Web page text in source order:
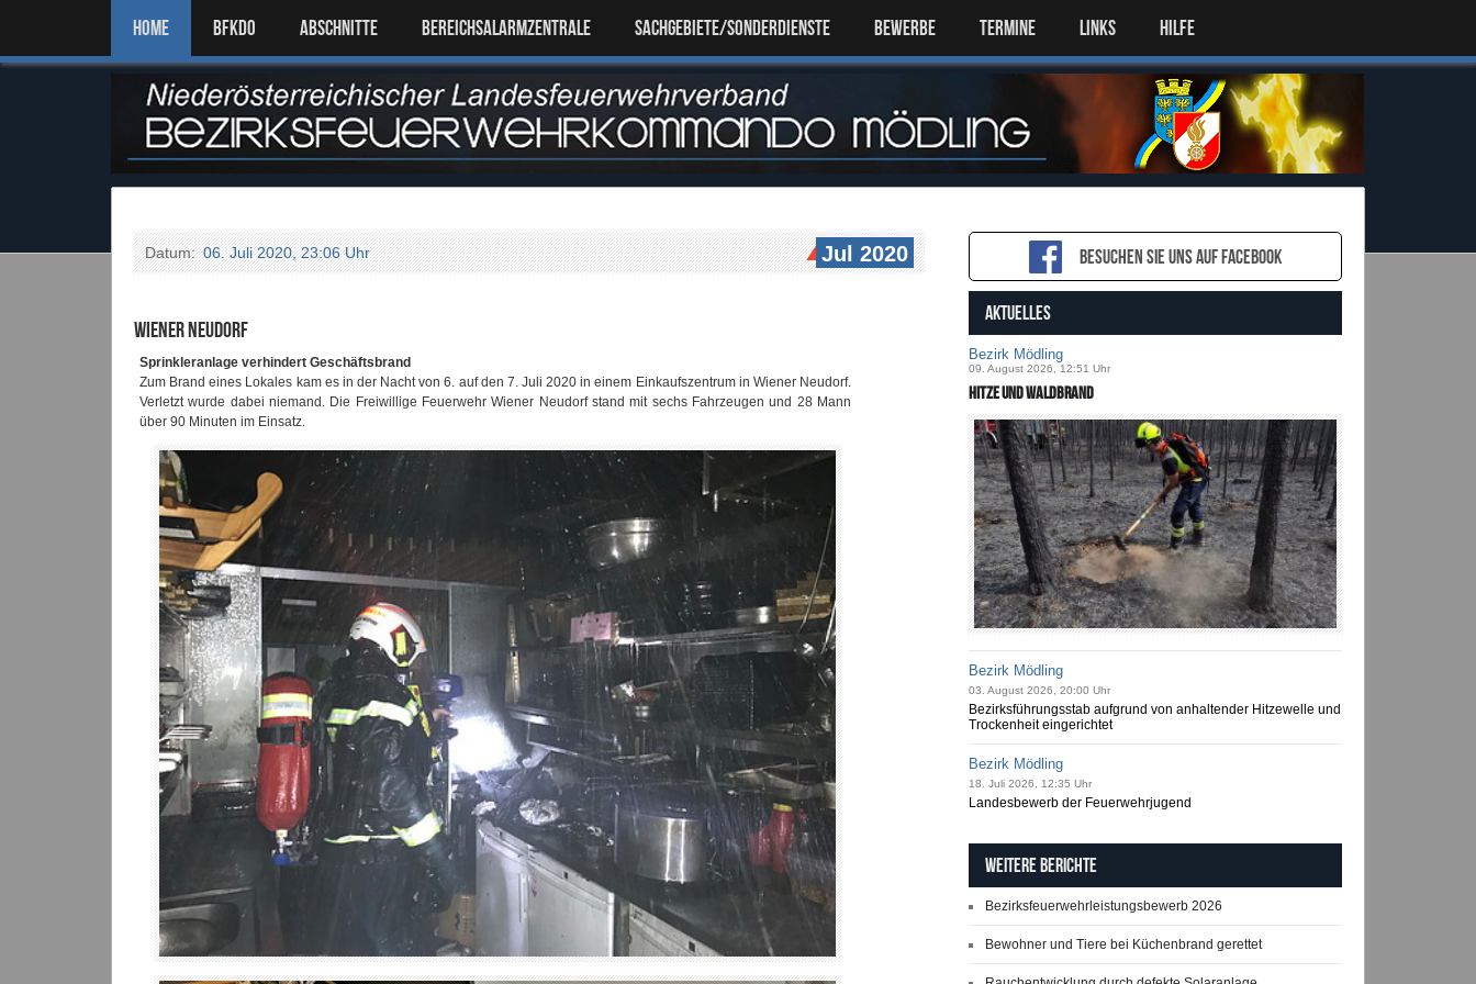
Home BFKDO ABSCHNITTE BEREICHSALARMZENTRALE SACHGEBIETE/SONDERDIENSTE Bewerbe TERMINE LINKS HILFE
Datum:06. Juli 2020, 23:06 Uhr Jul 2020
Wiener Neudorf
Sprinkleranlage verhindert Geschäftsbrand
Zum Brand eines Lokales kam es in der Nacht von 6. auf den 7. Juli 2020 in einem Einkaufszentrum in Wiener Neudorf.
Verletzt wurde dabei niemand. Die Freiwillige Feuerwehr Wiener Neudorf stand mit sechs Fahrzeugen und 28 Mann
über 90 Minuten im Einsatz.
Besuchen sie uns auf Facebook
AKTUELLES
Bezirk Mödling
09. August 2026, 12:51 Uhr
Hitze und Waldbrand
Bezirk Mödling
03. August 2026, 20:00 Uhr
Bezirksführungsstab aufgrund von anhaltender Hitzewelle und
Trockenheit eingerichtet
Bezirk Mödling
18. Juli 2026, 12:35 Uhr
Landesbewerb der Feuerwehrjugend
Weitere Berichte
Bezirksfeuerwehrleistungsbewerb 2026
Bewohner und Tiere bei Küchenbrand gerettet